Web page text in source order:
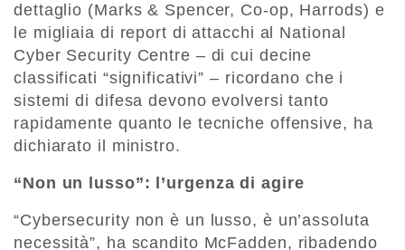
dettaglio (Marks & Spencer, Co-op, Harrods) e
le migliaia di report di attacchi al National
Cyber Security Centre – di cui decine
classificati “significativi” – ricordano che i
sistemi di difesa devono evolversi tanto
rapidamente quanto le tecniche offensive, ha
dichiarato il ministro.
“Non un lusso”: l’urgenza di agire
“Cybersecurity non è un lusso, è un’assoluta
necessità”, ha scandito McFadden, ribadendo